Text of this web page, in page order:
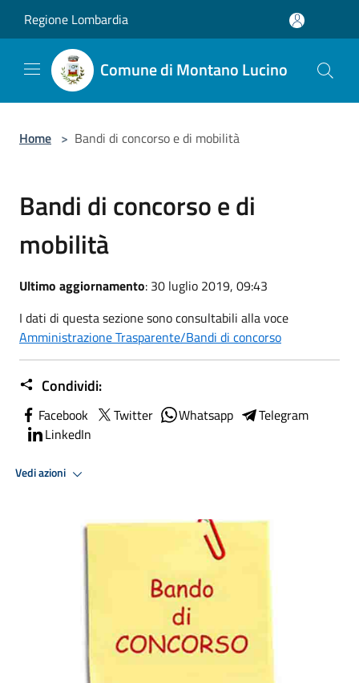
Regione Lombardia
Comune di Montano Lucino
Home > Bandi di concorso e di mobilità
Bandi di concorso e di
mobilità
Ultimo aggiornamento: 30 luglio 2019, 09:43
I dati di questa sezione sono consultabili alla voce
Amministrazione Trasparente/Bandi di concorso
Condividi:
Facebook Twitter Whatsapp
Telegram
LinkedIn
Vedi azioni